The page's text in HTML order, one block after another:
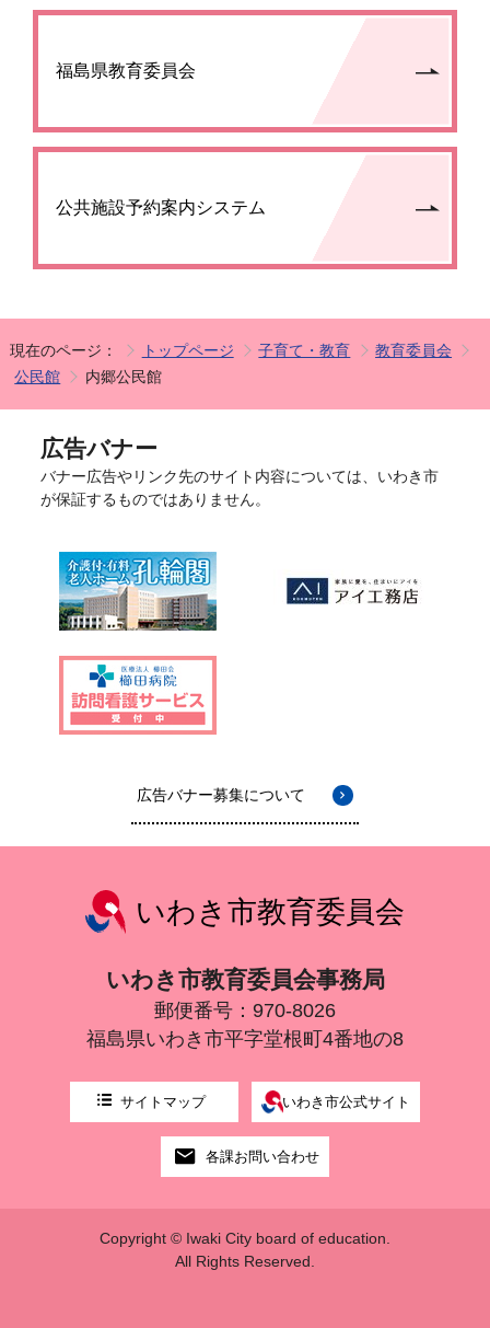
福島県教育委員会
公共施設予約案内システム
現在のページ： トップページ 子育て・教育
教育委員会
公民館
内郷公民館
広告バナー
バナー広告やリンク先のサイト内容については、いわき市
が保証するものではありません。
広告バナー募集について
いわき市教育委員会
いわき市教育委員会事務局
郵便番号：970-8026
福島県いわき市平字堂根町4番地の8
サイトマップ いわき市公式サイト
各課お問い合わせ
Copyright © Iwaki City board of education.
All Rights Reserved.